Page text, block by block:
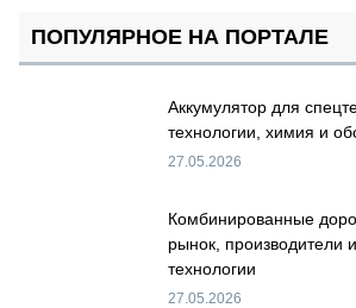
ПОПУЛЯРНОЕ НА ПОРТАЛЕ
Аккумулятор для
технологии, химия и
27.05.2026
Комбинированные
рынок, производители
технологии
27.05.2026